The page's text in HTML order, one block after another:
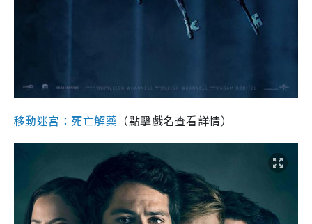
移動迷宮：死亡解藥 （點擊戲名查看詳情）